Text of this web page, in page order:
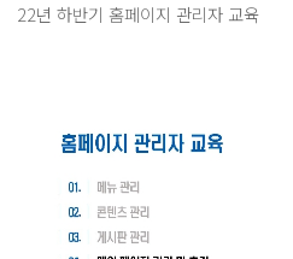
22년 하반기 홈페이지 관리자 교육